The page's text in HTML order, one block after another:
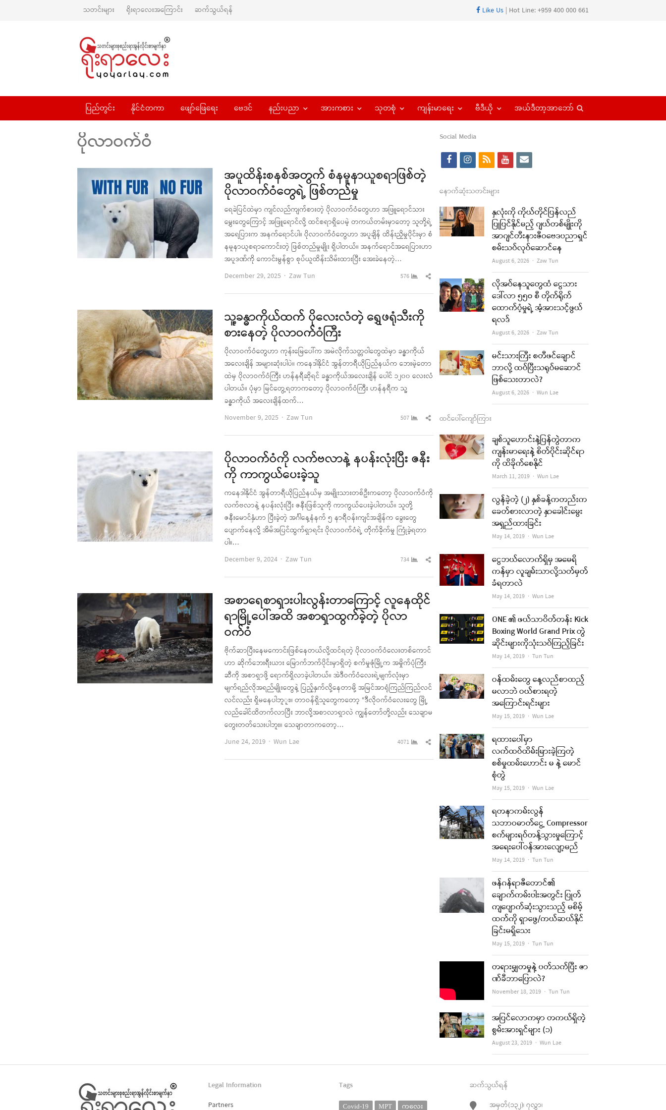
သတင်းများ ရိုးရာလေးအကြောင်း ဆက်သွယ်ရန် Like Us | Hot Line: +959 400 000 661
ပြည်တွင်း နိုင်ငံတကာ ဖျော်ဖြေရေး ဗေဒင် နည်းပညာ အားကစား သုတစုံ ကျန်းမာရေး ဗီဒီယို အယ်ဒီတာ့အာဘော်
ပိုလာဝက်ဝံ
အပူထိန်းစနစ်အတွက် စံနမူနာယူစရာဖြစ်တဲ့
ပိုလာဝက်ဝံတွေရဲ့ ဖြစ်တည်မှု
ရေခဲပြင်ထဲမှာ ကျင်လည်ကျက်စားတဲ့ ပိုလာဝက်ဝံတွေဟာ အဖြူရောင်သား
မွှေးတွေကြောင့် အဖြူရောင်လို့ ထင်စရာရှိပေမဲ့ တကယ်တမ်းမှာတော့ သူတို့ရဲ့
အရေပြားက အနက်ရောင်ပါ။ ပိုလာဝက်ဝံတွေဟာ အပူချိန် ထိန်းညှိမှုပိုင်းမှာ စံ
နမူနာယူစရာကောင်းတဲ့ ဖြစ်တည်မှုမျိုး ရှိပါတယ်။ အနက်ရောင်အရေပြားဟာ
အပူဒဏ်ကို ကောင်းမွန်စွာ စုပ်ယူထိန်းသိမ်းထားပြီး အေးခဲနေတဲ့…
December 29, 2025
Author
Zaw Tun 576
Share
this
post
သူ့ခန္ဓာကိုယ်ထက် ပိုလေးလံတဲ့ ရွှေဖရုံသီးကို
စားနေတဲ့ ပိုလာဝက်ဝံကြီး
ပိုလာဝက်ဝံတွေဟာ ကုန်းမြေပေါ်က အမဲလိုက်သတ္တဝါတွေထဲမှာ ခန္ဓာကိုယ်
အလေးချိန် အများဆုံးပါပဲ။ ကနေဒါနိုင်ငံ အွန်တာရီယိုပြည်နယ်က ဘေးမဲ့တော
ထဲမှ ပိုလာဝက်ဝံကြီး ဟန်နရီဆိုရင် ခန္ဓာကိုယ်အလေးချိန် ပေါင် ၁၂၀၀ လေးလံ
ပါတယ်။ ပုံမှာ မြင်တွေ့ရတာကတော့ ပိုလာဝက်ဝံကြီး ဟန်နရီက သူ့
ခန္ဓာကိုယ် အလေးချိန်ထက်…
November 9, 2025
Author
Zaw Tun 507
Share
post
ပိုလာဝက်ဝံကို လက်ဗလာနဲ့ နပန်းလုံးပြီး ဇနီး
ကို ကာကွယ်ပေးခဲ့သူ
ကနေဒါနိုင်ငံ အွန်တာရီယိုပြည်နယ်မှ အမျိုးသားတစ်ဦးကတော့ ပိုလာဝက်ဝံကို
လက်ဗလာနဲ့ နပန်းလုံးပြီး ဇနီးဖြစ်သူကို ကာကွယ်ပေးခဲ့ပါတယ်။ သူတို့
ဇနီးမောင်နှံဟာ ပြီးခဲ့တဲ့ အင်္ဂါနေ့နံနက် ၅ နာရီဝန်းကျင်အချိန်က ခွေးတွေ
ပျောက်နေလို့ အိမ်အပြင်ထွက်ရှာရင်း ပိုလာဝက်ဝံရဲ့ တိုက်ခိုက်မှု ကြုံခဲ့ရတာ
ပါ။…
December 9, 2024
Author
Zaw Tun 734
Share
post
အစာရေစာရှားပါးလွန်းတာကြောင့် လူနေထိုင်
ရာမြို့ပေါ်အထိ အစာရှာထွက်ခဲ့တဲ့ ပိုလာ
ဝက်ဝံ
ဗိုက်ဆာပြီးနေမကောင်းဖြစ်နေတယ်လို့ထင်ရတဲ့ ပိုလာဝက်ဝံလေးတစ်ကောင်
ဟာ ဆိုက်ဘေးရီးယား မြောက်ဘက်ပိုင်းမှာရှိတဲ့ စက်မှုဇုံမြို့က အမှိုက်ပုံကြီး
ဆီကို အစာရှာဖို့ ရောက်ရှိလာခဲ့ပါတယ်။ အဲဒီဝက်ဝံလေးရဲ့မျက်လုံးမှာ
မျက်ရည်လိုအရည်မျိုးတွေနဲ့ ပြည့်နှက်လို့နေတာမို့ အမြင်အာရုံကြည်ကြည်လင်
လင်လည်း ရှိမနေပါဘူူး။ တာဝန်ရှိသူတွေကတော့ “ဒီလိုဝက်ဝံလေးတွေ မြို့
လည်ခေါင်ထိတက်လာပြီး ဘာလို့အစာလာရှာလဲ ကျွန်တော်တို့လည်း သေချာမ
တွေးတတ်သေးပါဘူး။ သေချာတာကတော့…
June 24, 2019
Author
Wun Lae 4071
Share
this
post
Social Media
f
c
e
b
o
i
s
t
a
g
m
r
s
y
t
u
b
e
e
i
l
နောက်ဆုံးသတင်းများ
နှလုံးကို ကိုယ်တိုင်ပြန်လည်
ပြုပြင်နိုင်မည့် ဂျယ်တစ်မျိုးကို
အာဂျင်တီးနားဇီဝဗေဒပညာရှင်
စမ်းသပ်လုပ်ဆောင်နေ
August 6, 2026 Author
Zaw Tun
လိုအပ်နေသူတွေထံ ငွေသား
ဒေါ်လာ ၅၅၀ စီ တိုက်ရိုက်
ထောက်ပံ့မှုရဲ့ အံ့အားသင့်ဖွယ်
ရလဒ်
August 6, 2026 Author
Zaw Tun
မင်းသားကြီး စတီဖင်ချောင်
ဘာလို့ ထပ်ပြီးသရုပ်မဆောင်
ဖြစ်သေးတာလဲ?
August 6, 2026 Author
Wun Lae
ထင်ပေါ်ကျော်ကြား
ချစ်သူဟောင်းနဲ့ပြန်တွဲတာက
ကျန်းမာရေးနဲ့ စိတ်ပိုင်းဆိုင်ရာ
ကို ထိခိုက်စေနိုင်
March 11, 2019 Author
Wun Lae
လွန်ခဲ့တဲ့ (၂) နှစ်ခန့်ကတည်းက
ခေတ်စားလာတဲ့ နှာခေါင်းမွေး
အရှည်ထားခြင်း
May 14, 2019 Author
Wun Lae
ငွေဘယ်လောက်ရှိမှ အမေရိ
ကန်မှာ လူချမ်းသာလို့သတ်မှတ်
ခံရတာလဲ
May 14, 2019 Author
Wun Lae
ONE ၏ ဖယ်သာဝိတ်တန်း Kick
Boxing World Grand Prix တွဲ
ဆိုင်းများကိုသုံးသပ်ကြည့်ခြင်း
May 14, 2019 Author
Tun Tun
ဝန်ထမ်းတွေ နေ့လည်စာထည့်
မလာဘဲ ဝယ်စားရတဲ့
အကြောင်းရင်းများ
May 15, 2019 Author
Wun Lae
ရထားပေါ်မှာ
လက်ထပ်ထိမ်းမြားခဲ့ကြတဲ့
စစ်မှုထမ်းဟောင်း မ နဲ့ မောင်
စုံတွဲ
May 15, 2019 Author
Wun Lae
ရတနာကမ်းလွန်
သဘာဝဓာတ်ငွေ့ Compressor
စက်များရပ်တန့်သွားမှုကြောင့်
အရေးပေါ်ဝန်အားလျော့မည်
May 14, 2019 Author
Tun Tun
ဖန်ဂန်ရာဇီတောင်၏
ချောက်ကမ်းပါးအတွင်း ပြုတ်
ကျပျောက်ဆုံးသွားသည့် မစိမ့်
ထက်ကို ရှာဖွေ/ကယ်ဆယ်နိုင်
ခြင်းမရှိသေး
May 15, 2019 Author
Tun Tun
တရားမျှတမှုနဲ့ ပတ်သက်ပြီး ဇာ
ဏ်ခီဘာပြောလဲ?
November 18, 2019 Author
Tun Tun
အပြင်လောကမှာ တကယ်ရှိတဲ့
စွမ်းအားရှင်များ (၁)
August 23, 2019 Author
Wun Lae
Legal Information
Partners
Tags
Covid-19 MPT ကလေး
ဆက်သွယ်ရန်
အမှတ်(၁၃၂)၊ ၇လွှာ၊